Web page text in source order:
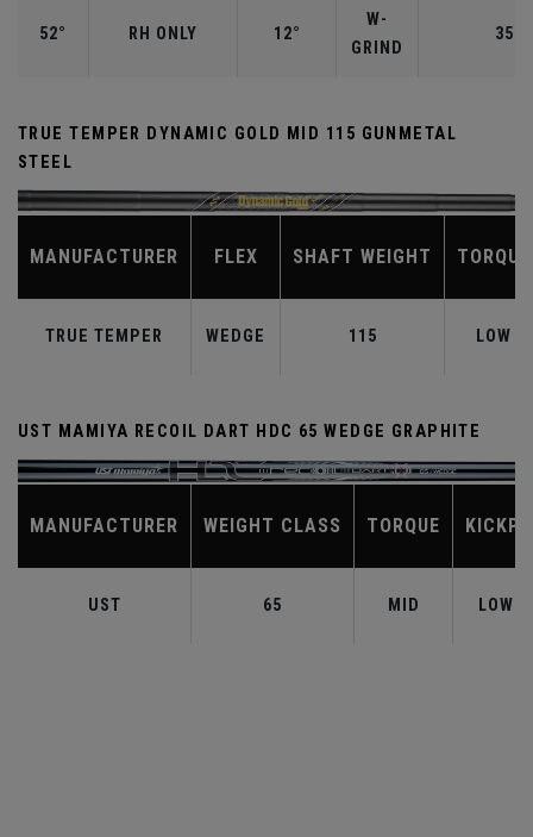
52° RH ONLY 12°
W-
GRIND
TRUE TEMPER DYNAMIC GOLD MID 115 GUNMETAL
STEEL
MANUFACTURER FLEX SHAFT WEIGHT TORQUE
TRUE TEMPER WEDGE 115 LOW
UST MAMIYA RECOIL DART HDC 65 WEDGE GRAPHITE
MANUFACTURER WEIGHT CLASS TORQUE
UST 65 MID LOW-